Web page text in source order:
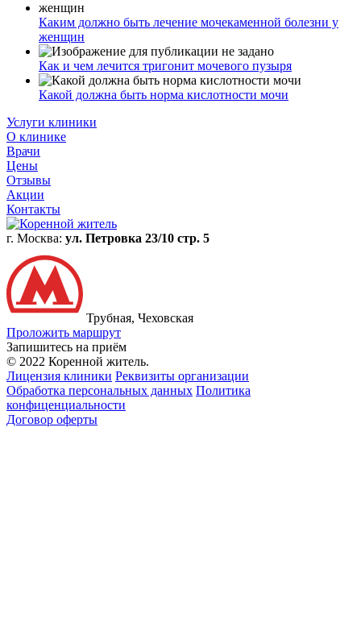
Каким должно быть лечение мочекаменной болезни у
женщин
Как и чем лечится тригонит мочевого пузыря
Какой должна быть норма кислотности мочи
Услуги клиники
О клинике
Врачи
Цены
Отзывы
Акции
Контакты
г. Москва: ул. Петровка 23/10 стр. 5
Трубная, Чеховская
Проложить маршрут
Запишитесь на приём
© 2022 Коренной житель.
Лицензия клиники Реквизиты организации
Обработка персональных данных Политика
конфиценциальности
Договор оферты